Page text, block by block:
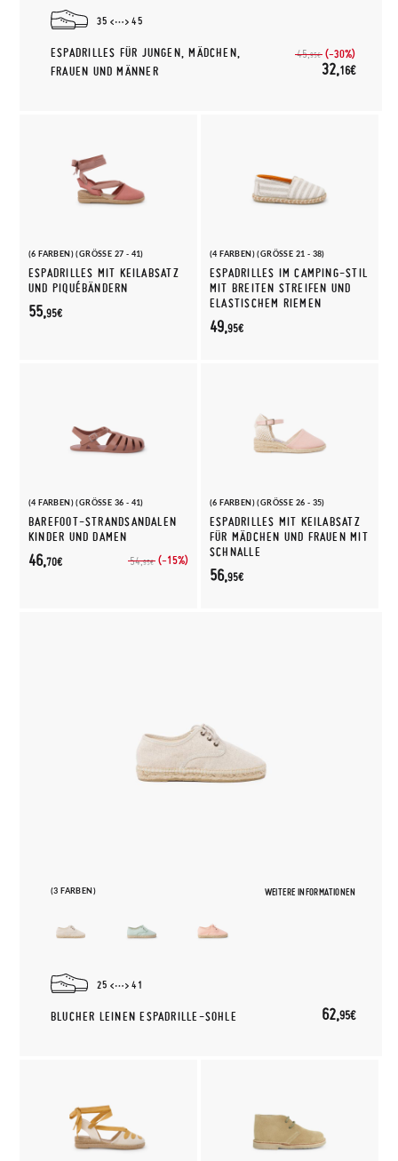
35 45
ESPADRILLES FÜR JUNGEN, MÄDCHEN,
FRAUEN UND MÄNNER
45,95€ (-30%)
32,16€
(6 FARBEN) (GRÖSSE 27 - 41)
ESPADRILLES MIT KEILABSATZ
UND PIQUÉBÄNDERN
55,95€
(4 FARBEN) (GRÖSSE 21 - 38)
ESPADRILLES IM CAMPING-STIL
MIT BREITEN STREIFEN UND
ELASTISCHEM RIEMEN
49,95€
(4 FARBEN) (GRÖSSE 36 - 41)
BAREFOOT-STRANDSANDALEN
KINDER UND DAMEN
54,95€ (-15%)
46,70€
(6 FARBEN) (GRÖSSE 26 - 35)
ESPADRILLES MIT KEILABSATZ
FÜR MÄDCHEN UND FRAUEN MIT
SCHNALLE
56,95€
(3 FARBEN) WEITERE INFORMATIONEN
25 41
BLUCHER LEINEN ESPADRILLE-SOHLE 62,95€